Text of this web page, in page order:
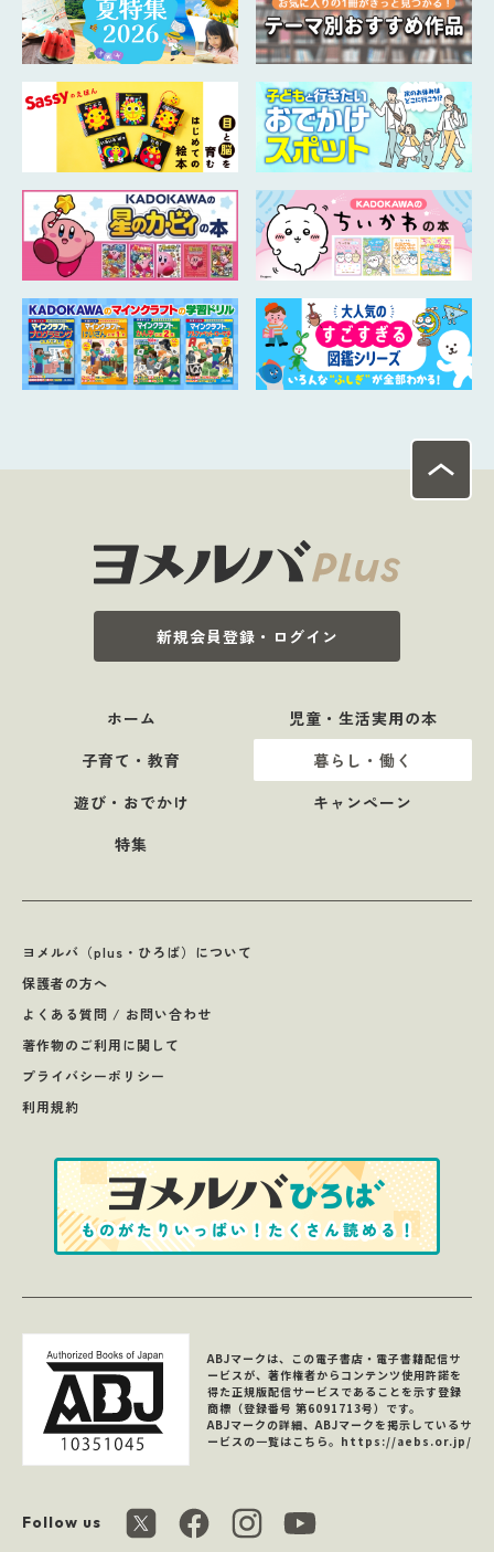
新規会員登録・ログイン
ホーム
児童・生活実用の本
子育て・教育
暮らし・働く
遊び・おでかけ
キャンペーン
特集
ヨメルバ（plus・ひろば）について
保護者の方へ
よくある質問 / お問い合わせ
著作物のご利用に関して
プライバシーポリシー
利用規約
Follow us
ABJマークは、この電子書店・電子書籍配信サ
ービスが、著作権者からコンテンツ使用許諾を
得た正規版配信サービスであることを示す登録
商標（登録番号 第6091713号）です。
ABJマークの詳細、ABJマークを掲示しているサ
ービスの一覧はこちら。 https://aebs.or.jp/